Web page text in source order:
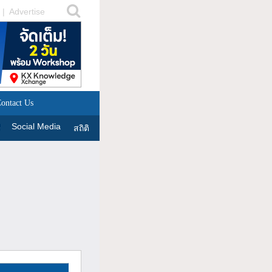
| Advertise
Us
Social Media สถิติ